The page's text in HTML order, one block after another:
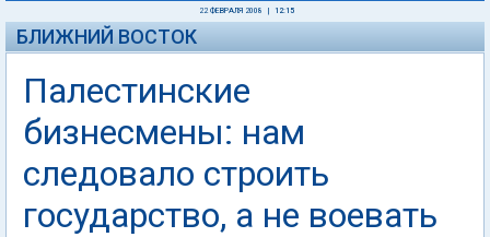
22 ФЕВРАЛЯ 2008 12:15
БЛИЖНИЙ ВОСТОК
Палестинские
бизнесмены: нам
следовало строить
государство, а не воевать